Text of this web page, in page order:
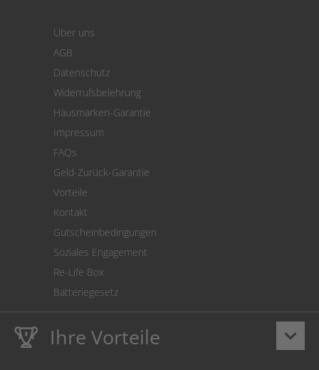
Cookie Einstellungen
Über uns
AGB
Datenschutz
Widerrufsbelehrung
Hausmarken-Garantie
Impressum
FAQs
Geld-Zurück-Garantie
Vorteile
Kontakt
Gutscheinbedingungen
Soziales Engagement
Re-Life Box
Batteriegesetz
keyboard_arrow_down
Ihre Vorteile